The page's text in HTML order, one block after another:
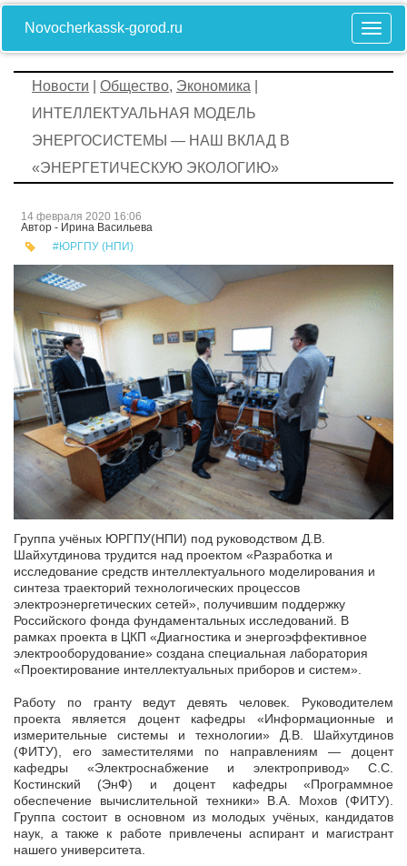
Novocherkassk-gorod.ru
Новости Общество, Экономика
ИНТЕЛЛЕКТУАЛЬНАЯ МОДЕЛЬ
ЭНЕРГОСИСТЕМЫ — НАШ ВКЛАД В
«ЭНЕРГЕТИЧЕСКУЮ ЭКОЛОГИЮ»
14 февраля 2020 16:06
Автор - Ирина Васильева
#ЮРГПУ (НПИ)
Группа учёных ЮРГПУ(НПИ) под руководством Д.В.
Шайхутдинова трудится над проектом «Разработка и
исследование средств интеллектуального моделирования и
синтеза траекторий технологических процессов
электроэнергетических сетей», получившим поддержку
Российского фонда фундаментальных исследований. В
рамках проекта в ЦКП «Диагностика и энергоэффективное
электрооборудование» создана специальная лаборатория
«Проектирование интеллектуальных приборов и систем».
Работу по гранту ведут девять человек. Руководителем
проекта является доцент кафедры «Информационные и
измерительные системы и технологии» Д.В. Шайхутдинов
(ФИТУ), его заместителями по направлениям — доцент
кафедры «Электроснабжение и электропривод» С.С.
Костинский (ЭнФ) и доцент кафедры «Программное
обеспечение вычислительной техники» В.А. Мохов (ФИТУ).
Группа состоит в основном из молодых учёных, кандидатов
наук, а также к работе привлечены аспирант и магистрант
нашего университета.